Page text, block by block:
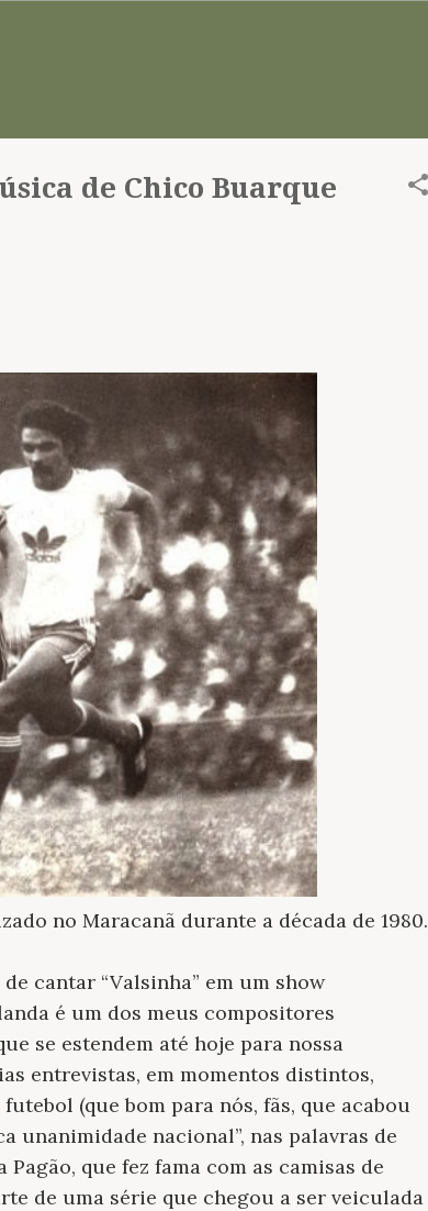
de Chico Buarque
no Maracanã durante a década de 1980.
cantar “Valsinha” em um show
é um dos meus compositores
se estendem até hoje para nossa
entrevistas, em momentos distintos,
(que bom para nós, fãs, que acabou
unanimidade nacional”, nas palavras de
que fez fama com as camisas de
de uma série que chegou a ser veiculada